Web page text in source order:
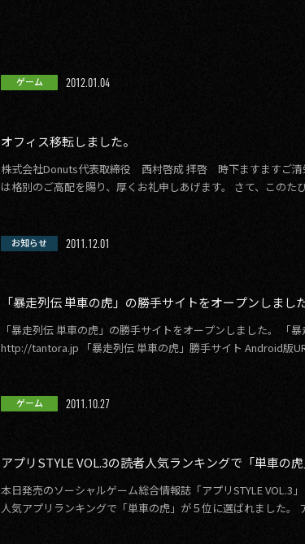
ゲーム 2012.01.04
オフィス移転しました。
株式会社Donuts代表取締役 西村啓成 拝啓 時下ますますご清
は格別のご高配を賜り、厚くお礼申しあげます。 さて、この
お知らせ 2011.12.01
「暴走列伝 単車の虎」の勝手サイトをオープンしまし
「暴走列伝 単車の虎」の勝手サイトをオープンしました。 「
http://tantora.jp 「暴走列伝 単車の虎」勝手サイト Android版
ゲーム 2011.10.27
アプリSTYLE VOL.3の読者人気ランキングで「単車の
本日発売のソーシャルゲーム総合情報誌「アプリSTYLE VOL.3
人気アプリランキングで「単車の虎」が５位に選ばれました。